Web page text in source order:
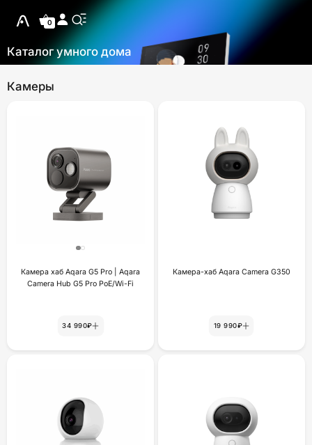
0
Каталог умного дома
Камеры
Камера хаб Aqara G5 Pro | Aqara
Camera Hub G5 Pro PoE/Wi-Fi
34 990₽
Камера-хаб Aqara Camera G350
19 990₽